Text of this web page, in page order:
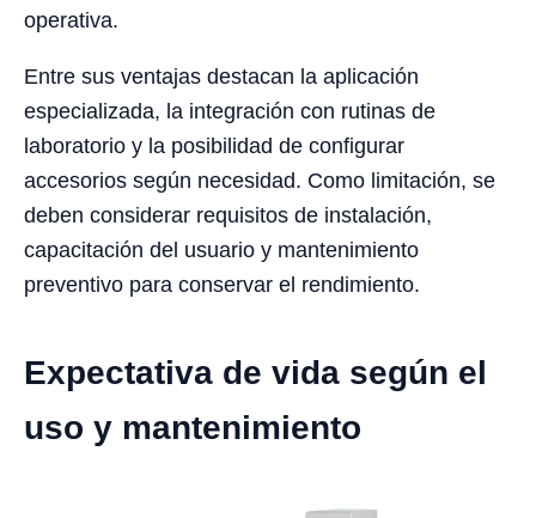
operativa.
Entre sus ventajas destacan la aplicación
especializada, la integración con rutinas de
laboratorio y la posibilidad de configurar
accesorios según necesidad. Como limitación, se
deben considerar requisitos de instalación,
capacitación del usuario y mantenimiento
preventivo para conservar el rendimiento.
Expectativa de vida según el
uso y mantenimiento